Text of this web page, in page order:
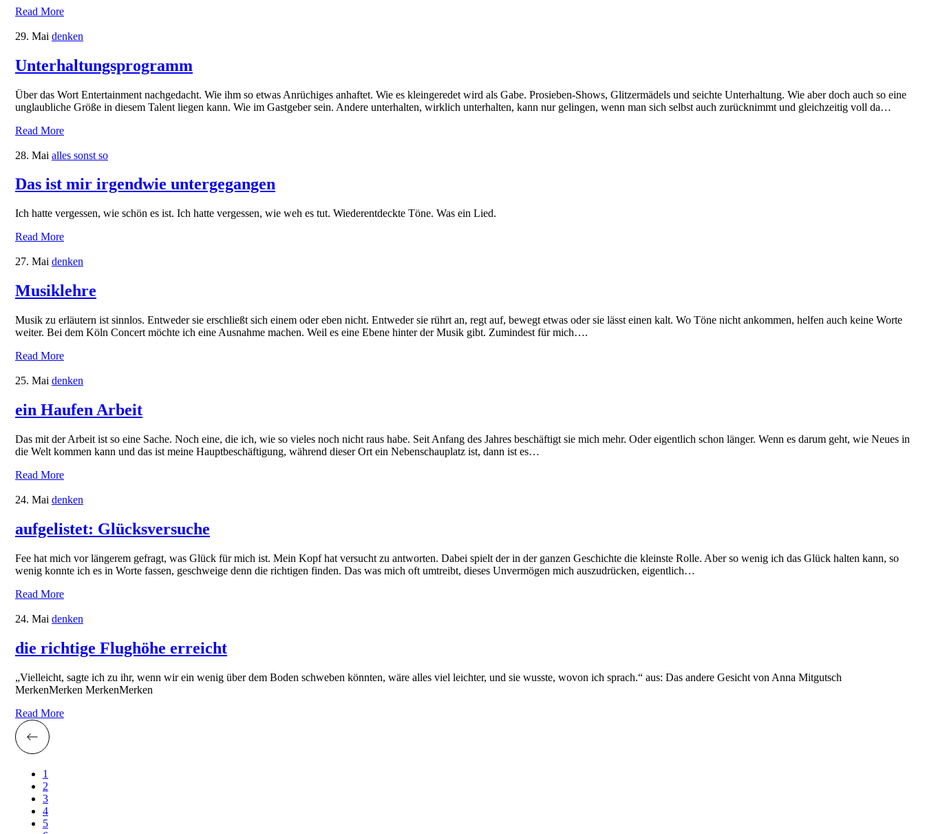
Read More
29. Mai denken
Unterhaltungsprogramm
Über das Wort Entertainment nachgedacht. Wie ihm so etwas Anrüchiges anhaftet. Wie es kleingeredet wird als Gabe. Prosieben-Shows, Glitzermädels und seichte Unterhaltung. Wie aber doch auch so eine
unglaubliche Größe in diesem Talent liegen kann. Wie im Gastgeber sein. Andere unterhalten, wirklich unterhalten, kann nur gelingen, wenn man sich selbst auch zurücknimmt und gleichzeitig voll da…
Read More
28. Mai alles sonst so
Das ist mir irgendwie untergegangen
Ich hatte vergessen, wie schön es ist. Ich hatte vergessen, wie weh es tut. Wiederentdeckte Töne. Was ein Lied.
Read More
27. Mai denken
Musiklehre
Musik zu erläutern ist sinnlos. Entweder sie erschließt sich einem oder eben nicht. Entweder sie rührt an, regt auf, bewegt etwas oder sie lässt einen kalt. Wo Töne nicht ankommen, helfen auch keine Worte
weiter. Bei dem Köln Concert möchte ich eine Ausnahme machen. Weil es eine Ebene hinter der Musik gibt. Zumindest für mich….
Read More
25. Mai denken
ein Haufen Arbeit
Das mit der Arbeit ist so eine Sache. Noch eine, die ich, wie so vieles noch nicht raus habe. Seit Anfang des Jahres beschäftigt sie mich mehr. Oder eigentlich schon länger. Wenn es darum geht, wie Neues in
die Welt kommen kann und das ist meine Hauptbeschäftigung, während dieser Ort ein Nebenschauplatz ist, dann ist es…
Read More
24. Mai denken
aufgelistet: Glücksversuche
Fee hat mich vor längerem gefragt, was Glück für mich ist. Mein Kopf hat versucht zu antworten. Dabei spielt der in der ganzen Geschichte die kleinste Rolle. Aber so wenig ich das Glück halten kann, so
wenig konnte ich es in Worte fassen, geschweige denn die richtigen finden. Das was mich oft umtreibt, dieses Unvermögen mich auszudrücken, eigentlich…
Read More
24. Mai denken
die richtige Flughöhe erreicht
„Vielleicht, sagte ich zu ihr, wenn wir ein wenig über dem Boden schweben könnten, wäre alles viel leichter, und sie wusste, wovon ich sprach.“ aus: Das andere Gesicht von Anna Mitgutsch
MerkenMerken MerkenMerken
Read More
1
2
3
4
5